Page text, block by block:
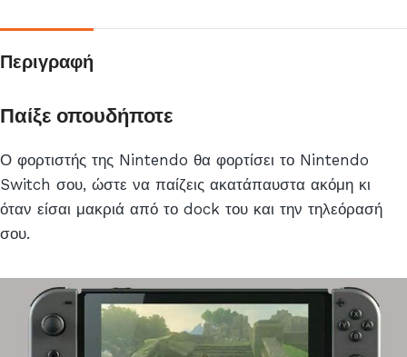
αυτό
προϊόν
Περιγραφή
Παίξε οπουδήποτε
Ο φορτιστής της Nintendo θα φορτίσει το Nintendo
Switch σου, ώστε να παίζεις ακατάπαυστα ακόμη κι
όταν είσαι μακριά από το dock του και την τηλεόρασή
σου.